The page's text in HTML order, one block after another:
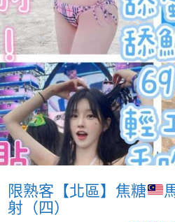
限熟客【北區】焦糖
射（四）